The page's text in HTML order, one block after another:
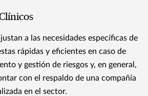
a las necesidades específicas de
rápidas y eficientes en caso de
y gestión de riesgos y, en general,
con el respaldo de una compañía
en el sector.